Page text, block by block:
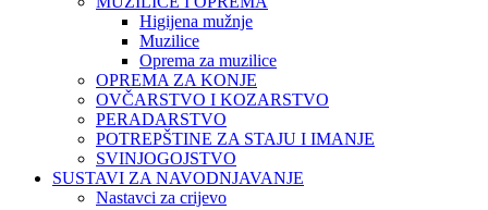
Higijena mužnje
Muzilice
Oprema za muzilice
OPREMA ZA KONJE
OVČARSTVO I KOZARSTVO
PERADARSTVO
POTREPŠTINE ZA STAJU I IMANJE
SVINJOGOJSTVO
SUSTAVI ZA NAVODNJAVANJE
Nastavci za crijevo